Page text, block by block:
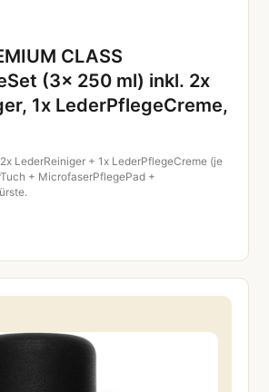
CLASS
(3x 250 ml) inkl. 2x
1x LederPflegeCreme,
LederReiniger + 1x LederPflegeCreme (je
+ MicrofaserPflegePad +